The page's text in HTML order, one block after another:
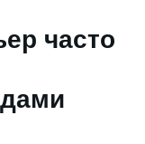
часто